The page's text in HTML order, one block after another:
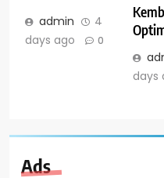
admin
4
days ago
0
days
Ads